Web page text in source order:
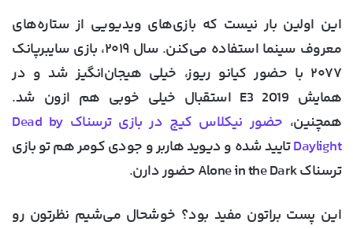
این اولین بار نیست که بازی‌های ویدیویی از ستاره‌های
معروف سینما استفاده می‌کنن. سال ۲۰۱۹، بازی سایبرپانک
۲۰۷۷ با حضور کیانو ریوز، خیلی هیجان‌انگیز شد و در
همایش E3 2019 استقبال خیلی خوبی هم ازون شد.
همچنین،
حضور نیکلاس کیج در بازی ترسناک Dead by
Daylightتایید شده و دیوید هاربر و جودی کومر هم تو بازی
ترسناک Alone in the Dark حضور دارن.
این پست براتون مفید بود؟ خوشحال می‌شیم نظرتون رو